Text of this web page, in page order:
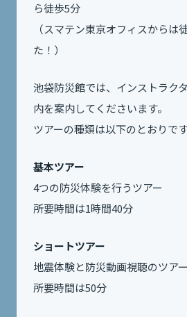
ら徒歩5分
（スマテン東京オフィスからは
た！）
池袋防災館では、インストラク
内を案内してくださいます。
ツアーの種類は以下のとおりです
基本ツアー
4つの防災体験を行うツアー
所要時間は1時間40分
ショートツアー
地震体験と防災動画視聴のツアー
所要時間は50分